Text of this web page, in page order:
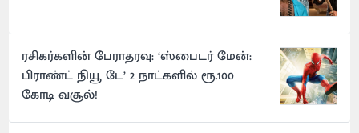
ரசிகர்களின் பேராதரவு: ‘ஸ்பைடர் மேன்:
பிராண்ட் நியூ டே’ 2 நாட்களில் ரூ.100
கோடி வசூல்!